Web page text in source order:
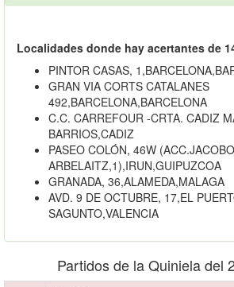
Localidades donde hay acertantes de
PINTOR CASAS,
GRAN VIA CORTS CATALANES
492,BARCELONA,BARCELONA
C.C. CARREFOUR -CRTA. CADIZ
BARRIOS,CADIZ
PASEO COLÓN, 46W (ACC.JACOBO
ARBELAITZ,1),IRUN,GUIPUZCOA
GRANADA, 36,ALAMEDA,MALAGA
AVD. 9 DE OCTUBRE, 17,EL
SAGUNTO,VALENCIA
Partidos de la Quiniela del